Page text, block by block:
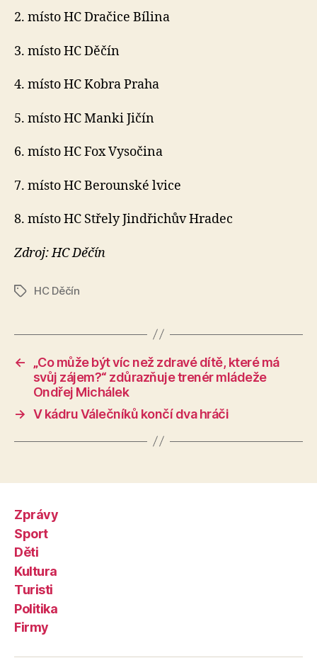
2. místo HC Dračice Bílina
3. místo HC Děčín
4. místo HC Kobra Praha
5. místo HC Manki Jičín
6. místo HC Fox Vysočina
7. místo HC Berounské lvice
8. místo HC Střely Jindřichův Hradec
Zdroj: HC Děčín
ŠtítkyHC Děčín
←
„Co může být víc než zdravé dítě, které má
svůj zájem?“ zdůrazňuje trenér mládeže
Ondřej Michálek
→ V kádru Válečníků končí dva hráči
Zprávy
Sport
Děti
Kultura
Turisti
Politika
Firmy